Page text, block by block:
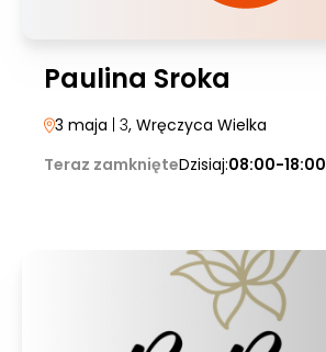
Paulina Sroka
3 maja | 3, Wręczyca Wielka
Teraz zamknięteDzisiaj:08:00-18:00